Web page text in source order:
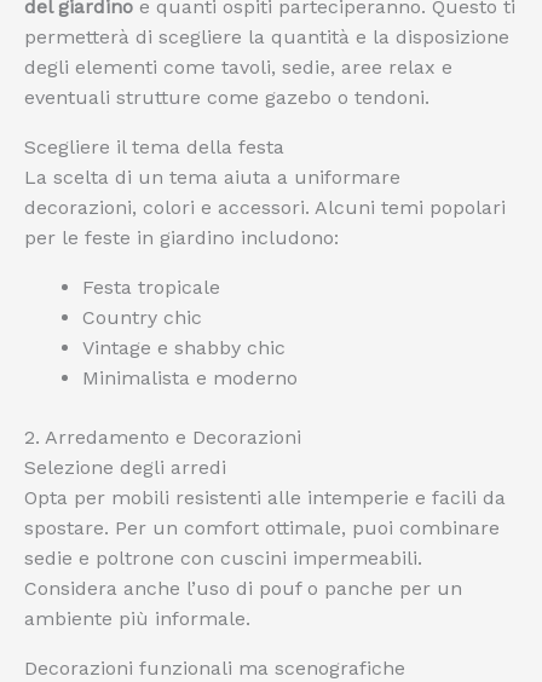
del giardino e quanti ospiti parteciperanno. Questo ti
permetterà di scegliere la quantità e la disposizione
degli elementi come tavoli, sedie, aree relax e
eventuali strutture come gazebo o tendoni.
Scegliere il tema della festa
La scelta di un tema aiuta a uniformare
decorazioni, colori e accessori. Alcuni temi popolari
per le feste in giardino includono:
Festa tropicale
Country chic
Vintage e shabby chic
Minimalista e moderno
2. Arredamento e Decorazioni
Selezione degli arredi
Opta per mobili resistenti alle intemperie e facili da
spostare. Per un comfort ottimale, puoi combinare
sedie e poltrone con cuscini impermeabili.
Considera anche l’uso di pouf o panche per un
ambiente più informale.
Decorazioni funzionali ma scenografiche